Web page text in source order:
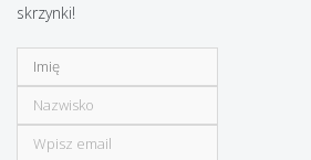
skrzynki!